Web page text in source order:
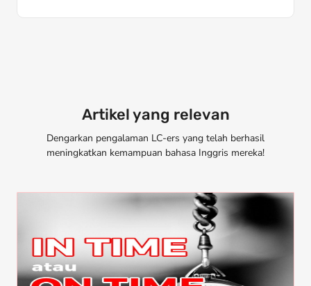
Artikel yang relevan
Dengarkan pengalaman LC-ers yang telah berhasil
meningkatkan kemampuan bahasa Inggris mereka!